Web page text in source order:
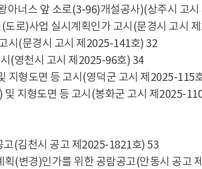
아너스 앞 소로(3-96)개설공사)(상주시 고
로)사업 실시계획인가 고시(문경시 고시
시(문경시 고시 제2025-141호) 32
(영천시 고시 제2025-96호) 34
지형도면 등 고시(영덕군 고시 제2025-115
지형도면 등 고시(봉화군 고시 제2025-
고(김천시 공고 제2025-1821호) 53
(변경)인가를 위한 공람공고(안동시 공고